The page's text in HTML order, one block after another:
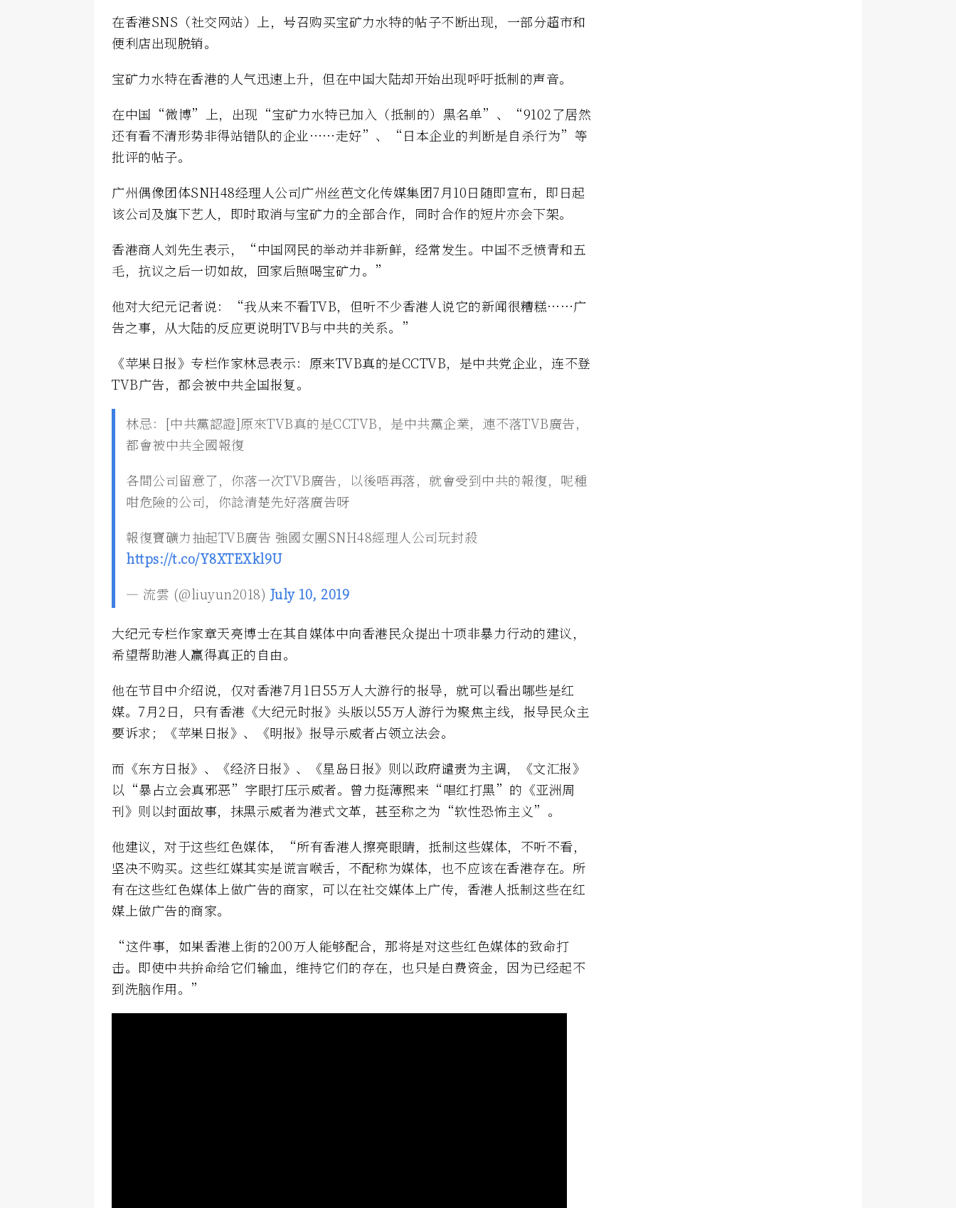
在香港SNS（社交网站）上，号召购买宝矿力水特的帖子不断出现，一部分超市和
便利店出现脱销。
宝矿力水特在香港的人气迅速上升，但在中国大陆却开始出现呼吁抵制的声音。
在中国“微博”上，出现“宝矿力水特已加入（抵制的）黑名单”、“9102了居然
还有看不清形势非得站错队的企业……走好”、“日本企业的判断是自杀行为”等
批评的帖子。
广州偶像团体SNH48经理人公司广州丝芭文化传媒集团7月10日随即宣布，即日起
该公司及旗下艺人，即时取消与宝矿力的全部合作，同时合作的短片亦会下架。
香港商人刘先生表示，“中国网民的举动并非新鲜，经常发生。中国不乏愤青和五
毛，抗议之后一切如故，回家后照喝宝矿力。”
他对大纪元记者说：“我从来不看TVB，但听不少香港人说它的新闻很糟糕……广
告之事，从大陆的反应更说明TVB与中共的关系。”
《苹果日报》专栏作家林忌表示：原来TVB真的是CCTVB，是中共党企业，连不登
TVB广告，都会被中共全国报复。
林忌：[中共黨認證]原來TVB真的是CCTVB，是中共黨企業，連不落TVB廣告，
都會被中共全國報復
各間公司留意了，你落一次TVB廣告，以後唔再落，就會受到中共的報復，呢種
咁危險的公司，你諗清楚先好落廣告呀
報復寶礦力抽起TVB廣告 強國女團SNH48經理人公司玩封殺
https://t.co/Y8XTEXkl9U
— 流雲 (@liuyun2018) July 10, 2019
大纪元专栏作家章天亮博士在其自媒体中向香港民众提出十项非暴力行动的建议，
希望帮助港人赢得真正的自由。
他在节目中介绍说，仅对香港7月1日55万人大游行的报导，就可以看出哪些是红
媒。7月2日，只有香港《大纪元时报》头版以55万人游行为聚焦主线，报导民众主
要诉求；《苹果日报》、《明报》报导示威者占领立法会。
而《东方日报》、《经济日报》、《星岛日报》则以政府谴责为主调，《文汇报》
以“暴占立会真邪恶”字眼打压示威者。曾力挺薄熙来“唱红打黑”的《亚洲周
刊》则以封面故事，抹黑示威者为港式文革，甚至称之为“软性恐怖主义”。
他建议，对于这些红色媒体，“所有香港人擦亮眼睛，抵制这些媒体，不听不看，
坚决不购买。这些红媒其实是谎言喉舌，不配称为媒体，也不应该在香港存在。所
有在这些红色媒体上做广告的商家，可以在社交媒体上广传，香港人抵制这些在红
媒上做广告的商家。
“这件事，如果香港上街的200万人能够配合，那将是对这些红色媒体的致命打
击。即使中共拚命给它们输血，维持它们的存在，也只是白费资金，因为已经起不
到洗脑作用。”